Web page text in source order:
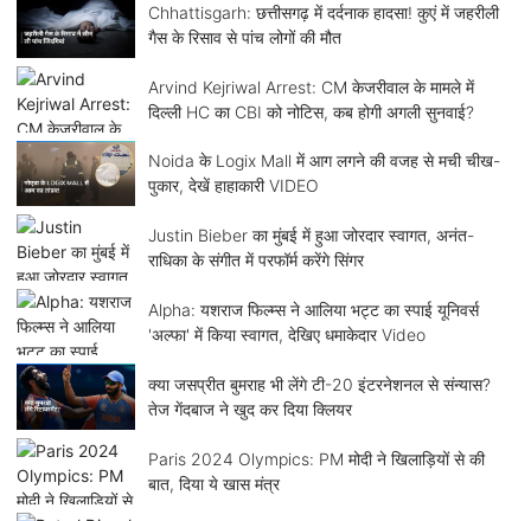
Chhattisgarh: छत्तीसगढ़ में दर्दनाक हादसा! कुएं में जहरीली
गैस के रिसाव से पांच लोगों की मौत
Arvind Kejriwal Arrest: CM केजरीवाल के मामले में
दिल्ली HC का CBI को नोटिस, कब होगी अगली सुनवाई?
Noida के Logix Mall में आग लगने की वजह से मची चीख-
पुकार, देखें हाहाकारी VIDEO
Justin Bieber का मुंबई में हुआ जोरदार स्वागत, अनंत-
राधिका के संगीत में परफॉर्म करेंगे सिंगर
Alpha: यशराज फिल्म्स ने आलिया भट्ट का स्पाई यूनिवर्स
'अल्फा' में किया स्वागत, देखिए धमाकेदार Video
क्या जसप्रीत बुमराह भी लेंगे टी-20 इंटरनेशनल से संन्यास?
तेज गेंदबाज ने खुद कर दिया क्लियर
Paris 2024 Olympics: PM मोदी ने खिलाड़ियों से की
बात, दिया ये खास मंत्र